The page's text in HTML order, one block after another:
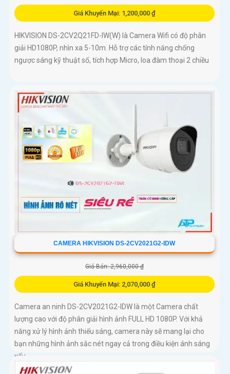
Giá Khuyến Mại: 1,200,000 ₫
HIKVISION DS-2CV2Q21FD-IW(W) là Camera Wifi có độ phân
giải HD1080P, nhìn xa 5-10m. Hỗ trợ các tính năng chống
ngược sáng kỹ thuật số, tích hợp Micro, loa đàm thoại 2 chiều
CAMERA HIKVISION DS-2CV2021G2-IDW
Giá Bán: 2,960,000 ₫
Giá Khuyến Mại: 2,070,000 ₫
Camera an ninh DS-2CV2021G2-IDW là một Camera chất
lượng cao với độ phân giải hình ảnh FULL HD 1080P. Với khả
năng xử lý hình ảnh thiếu sáng, camera này sẽ mang lại cho
bạn những hình ảnh sắc nét ngay cả trong điều kiện ánh sáng
yếu